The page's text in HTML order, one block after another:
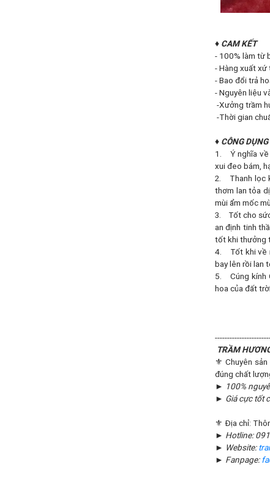
♦ CAM KẾT
- 100% làm từ
- Hàng xuất xứ
- Bao đổi trả
- Nguyên liệu
-Xưởng trầm
-Thời gian
♦ CÔNG
1. Ý nghĩa về
xui đeo bám,
2. Thanh lọc
thơm lan tỏa
mùi ẩm mốc
3. Tốt cho sức
an định tinh
tốt khi thưởng
4. Tốt khi về
bay lên rồi lan
5. Cúng kính
hoa của đất
TRẦM
⚜️ Chuyên sản
đúng chất
► 100%
► Giá cực tốt
⚜️ Địa chỉ:
► Hotline:
► Website:
► Fanpage: